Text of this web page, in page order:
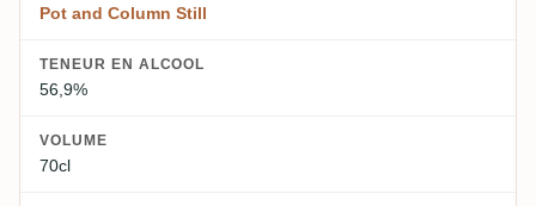
Pot and Column Still
TENEUR EN ALCOOL
56,9%
VOLUME
70cl